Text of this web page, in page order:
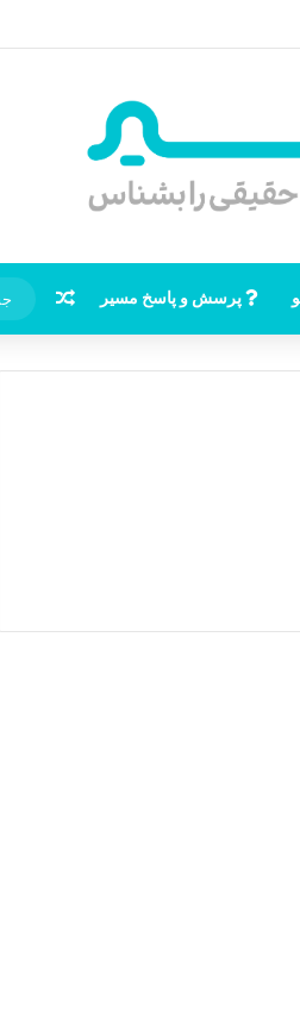
پرسش و پاسخ مسیر